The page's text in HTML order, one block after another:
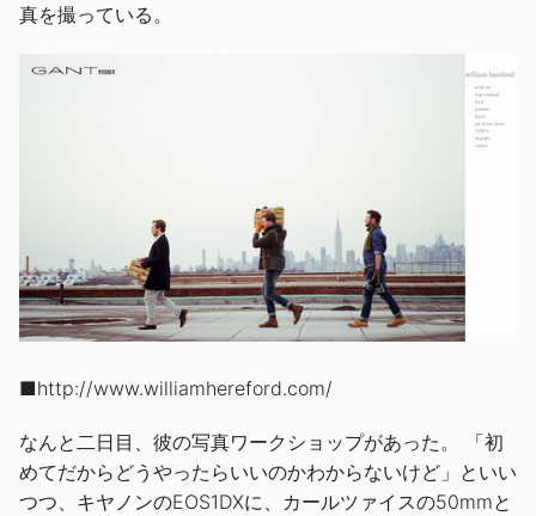
真を撮っている。
■http://www.williamhereford.com/
なんと二日目、彼の写真ワークショップがあった。 「初
めてだからどうやったらいいのかわからないけど」といい
つつ、キヤノンのEOS1DXに、カールツァイスの50mmと